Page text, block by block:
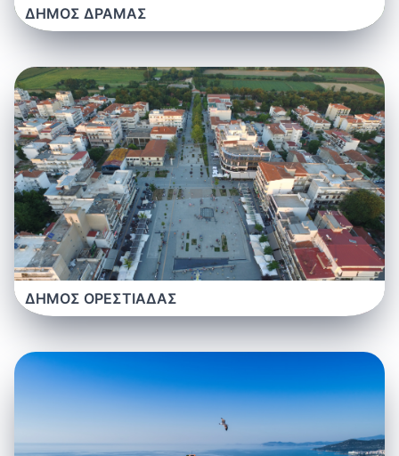
ΔΗΜΟΣ ΔΡΑΜΑΣ
ΔΗΜΟΣ ΟΡΕΣΤΙΑΔΑΣ